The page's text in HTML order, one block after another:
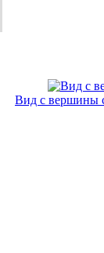
Вид с вершины